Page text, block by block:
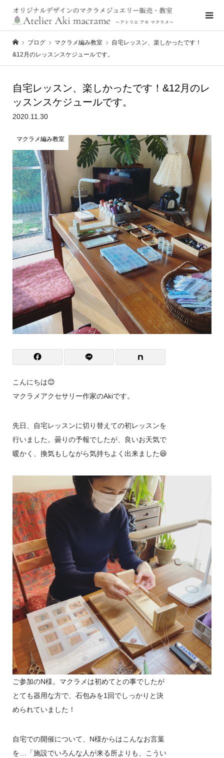
ブログ マクラメ編み教室
自宅レッスン、楽しかったです！
&12月のレッスンスケジュールです。
自宅レッスン、楽しかったです！&12月のレ
ッスンスケジュールです。
2020.11.30
マクラメ編み教室
こんにちは😊
マクラメアクセサリー作家のAkiです。
先日、自宅レッスンに切り替えての初レッスンを
行いました。曇りの予報でしたが、良いお天気で
暖かく、換気もしながら気持ちよく出来ました😆
ご参加のN様。マクラメは初めてとの事でしたが
とても器用な方で、石包みを1回でしっかりと決
められていました！
自宅での開催について、N様からはこんなお言葉
を…「施設でいろんな人が来る所よりも、こうい